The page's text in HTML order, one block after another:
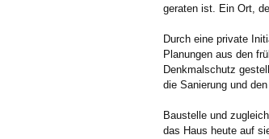
geraten ist. Ein Ort,
Durch eine private
Planungen aus den
Denkmalschutz
die Sanierung und
Baustelle und
das Haus heute auf